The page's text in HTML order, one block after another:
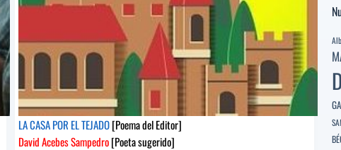
LA CASA POR EL TEJADO[Poema del Editor]
David Acebes Sampedro[Poeta sugerido]